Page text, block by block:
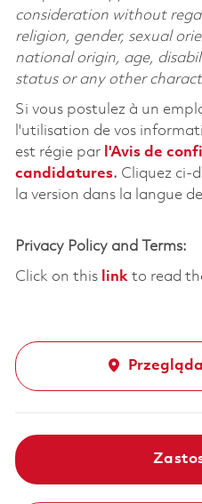
consideration without
religion, gender, sexual
national origin, age,
status or any other
Si vous postulez à un
l'utilisation de vos
est régie par l'Avis de
candidatures. Cliquez ci-
la version dans la langue
Privacy Policy and Terms:
Click on this linkto read